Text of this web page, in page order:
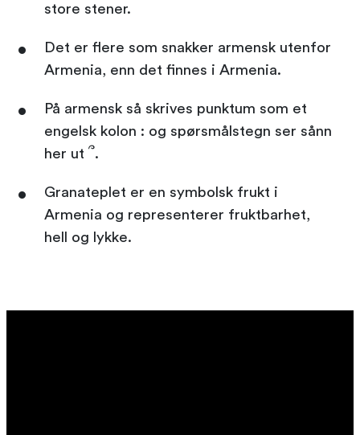
store stener.
Det er flere som snakker armensk utenfor
Armenia, enn det finnes i Armenia.
På armensk så skrives punktum som et
engelsk kolon : og spørsmålstegn ser sånn
her ut ՞.
Granateplet er en symbolsk frukt i
Armenia og representerer fruktbarhet,
hell og lykke.